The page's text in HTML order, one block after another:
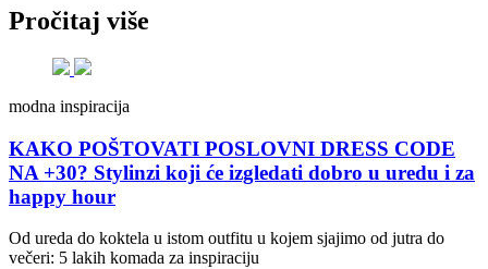
Pročitaj više
modna inspiracija
KAKO POŠTOVATI POSLOVNI DRESS CODE
NA +30? Stylinzi koji će izgledati dobro u uredu i za
happy hour
Od ureda do koktela u istom outfitu u kojem sjajimo od jutra do
večeri: 5 lakih komada za inspiraciju